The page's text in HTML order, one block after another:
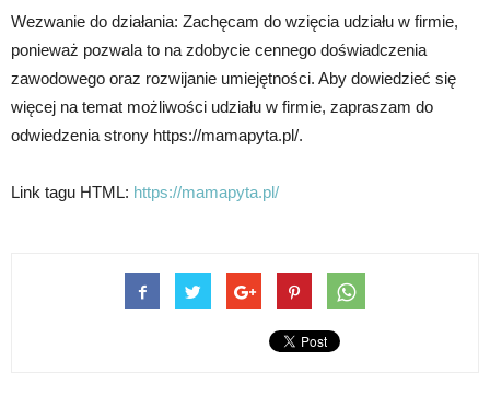
Wezwanie do działania: Zachęcam do wzięcia udziału w firmie,
ponieważ pozwala to na zdobycie cennego doświadczenia
zawodowego oraz rozwijanie umiejętności. Aby dowiedzieć się
więcej na temat możliwości udziału w firmie, zapraszam do
odwiedzenia strony https://mamapyta.pl/.
Link tagu HTML: https://mamapyta.pl/